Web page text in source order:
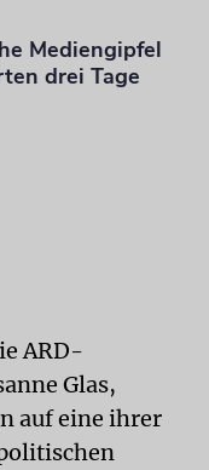
Mediengipfel
drei Tage
ARD-
Glas,
auf eine ihrer